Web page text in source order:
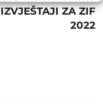
IZVJEŠTAJI ZA ZIF
2022